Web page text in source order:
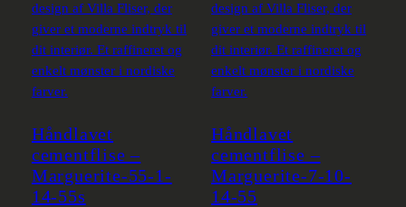
Håndlavet
cementflise –
Marguerite-55-1-
14-55s
Håndlavet
cementflise –
Marguerite-7-10-
14-55